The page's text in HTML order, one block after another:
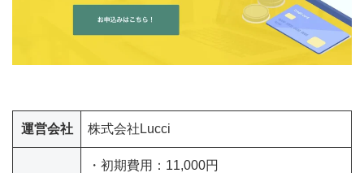
運営会社 株式会社Lucci
・初期費用：11,000円